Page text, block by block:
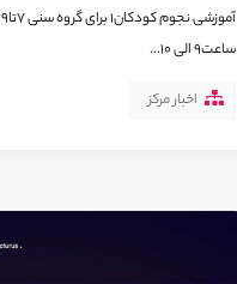
ساعت9 الی 10...
اخبار مرکز